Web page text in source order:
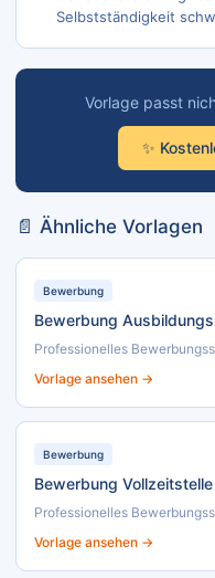
Selbstständigkeit
Vorlage passt
✨
📄 Ähnliche Vorlagen
Bewerbung
Bewerbung
Professionelles
Vorlage ansehen →
Bewerbung
Bewerbung Vollzeitstelle
Professionelles
Vorlage ansehen →